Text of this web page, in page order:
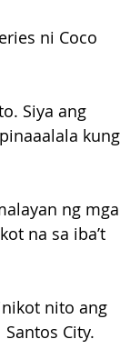
ni Coco
Siya ang
kung
ng mga
na sa iba’t
nito ang
City.